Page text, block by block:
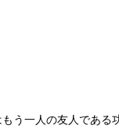
う一人の友人である